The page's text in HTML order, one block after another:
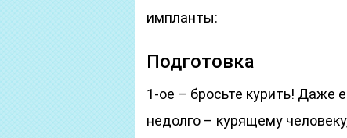
импланты:
Подготовка
1-ое – бросьте курить! Даже
недолго – курящему